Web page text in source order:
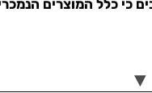
כי כלל המוצרים
▼